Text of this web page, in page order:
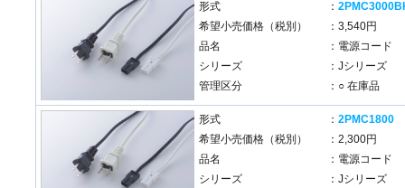
形式 ：
希望小売価格（税別）
：3,540円
品名
：電源コード
シリーズ
：Jシリーズ
管理区分
：○ 在庫品
形式 ： 2PMC1800
希望小売価格（税別）
：2,300円
品名
：電源コード
シリーズ
：Jシリーズ